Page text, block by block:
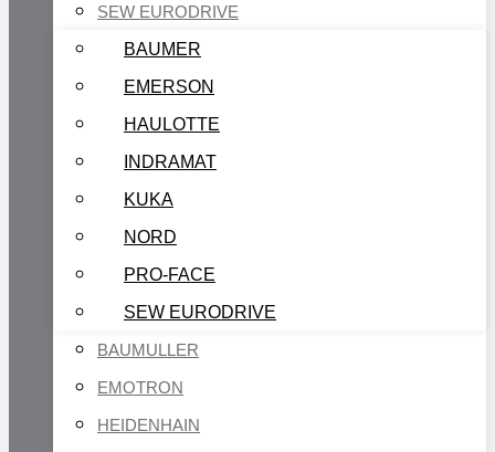
SEW EURODRIVE
BAUMER
EMERSON
HAULOTTE
INDRAMAT
KUKA
NORD
PRO-FACE
SEW EURODRIVE
BAUMULLER
EMOTRON
HEIDENHAIN